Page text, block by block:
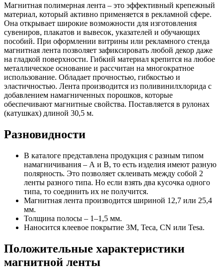
Магнитная полимерная лента – это эффективный крепежный
материал, который активно применяется в рекламной сфере.
Она открывает широкие возможности для изготовления
сувениров, плакатов и вывесок, указателей и обучающих
пособий. При оформлении витрины или рекламного стенда
магнитная лента позволяет зафиксировать любой декор даже
на гладкой поверхности. Гибкий материал крепится на любое
металлическое основание и рассчитан на многократное
использование. Обладает прочностью, гибкостью и
эластичностью. Лента производится из поливинилхлорида с
добавлением намагниченных порошков, которые
обеспечивают магнитные свойства. Поставляется в рулонах
(катушках) длиной 30,5 м.
Разновидности
В каталоге представлена продукция с разным типом
намагничивания – А и В, то есть изделия имеют разную
полярность. Это позволяет склеивать между собой 2
ленты разного типа. Но если взять два кусочка одного
типа, то соединить их не получится.
Магнитная лента производится шириной 12,7 или 25,4
мм.
Толщина полосы – 1–1,5 мм.
Наносится клеевое покрытие 3М, Теса, CN или Tesa.
Положительные характеристики
магнитной ленты